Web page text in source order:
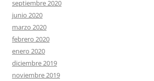
septiembre 2020
junio 2020
marzo 2020
febrero 2020
enero 2020
diciembre 2019
noviembre 2019